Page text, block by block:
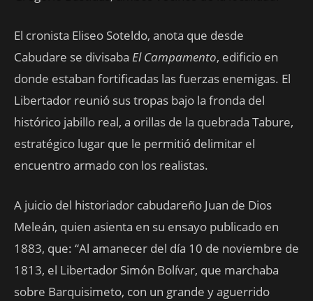
El cronista Eliseo Soteldo, anota que desde
Cabudare se divisaba El Campamento, edificio en
donde estaban fortificadas las fuerzas enemigas. El
Libertador reunió sus tropas bajo la fronda del
histórico jabillo real, a orillas de la quebrada Tabure,
estratégico lugar que le permitió delimitar el
encuentro armado con los realistas.
A juicio del historiador cabudareño Juan de Dios
Meleán, quien asienta en su ensayo publicado en
1883, que: “Al amanecer del día 10 de noviembre de
1813, el Libertador Simón Bolívar, que marchaba
sobre Barquisimeto, con un grande y aguerrido